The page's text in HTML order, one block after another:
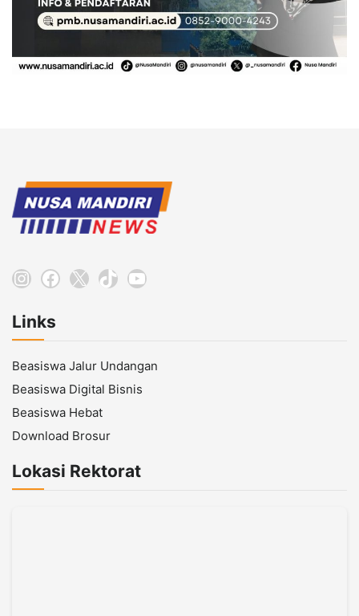
Instagram
Facebook
X TikTokYouTube
Links
Beasiswa Jalur Undangan
Beasiswa Digital Bisnis
Beasiswa Hebat
Download Brosur
Lokasi Rektorat